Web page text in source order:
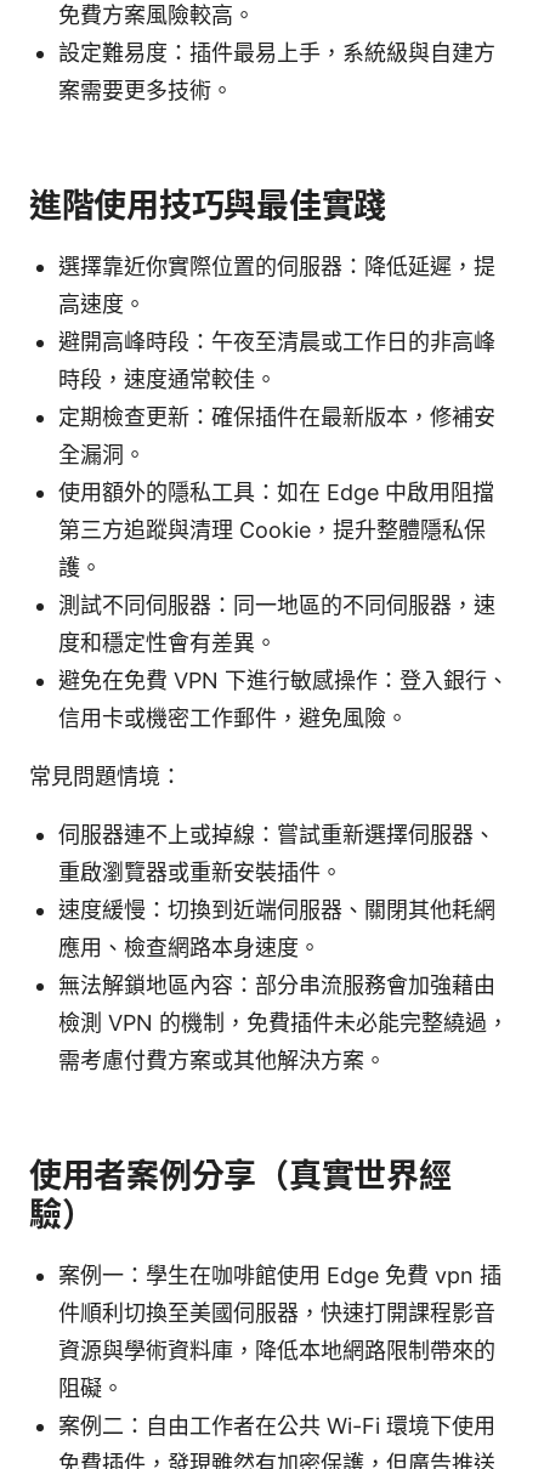
免費方案風險較高。
設定難易度：插件最易上手，系統級與自建方
案需要更多技術。
進階使用技巧與最佳實踐
選擇靠近你實際位置的伺服器：降低延遲，提
高速度。
避開高峰時段：午夜至清晨或工作日的非高峰
時段，速度通常較佳。
定期檢查更新：確保插件在最新版本，修補安
全漏洞。
使用額外的隱私工具：如在 Edge 中啟用阻擋
第三方追蹤與清理 Cookie，提升整體隱私保
護。
測試不同伺服器：同一地區的不同伺服器，速
度和穩定性會有差異。
避免在免費 VPN 下進行敏感操作：登入銀行、
信用卡或機密工作郵件，避免風險。
常見問題情境：
伺服器連不上或掉線：嘗試重新選擇伺服器、
重啟瀏覽器或重新安裝插件。
速度緩慢：切換到近端伺服器、關閉其他耗網
應用、檢查網路本身速度。
無法解鎖地區內容：部分串流服務會加強藉由
檢測 VPN 的機制，免費插件未必能完整繞過，
需考慮付費方案或其他解決方案。
使用者案例分享（真實世界經
驗）
案例一：學生在咖啡館使用 Edge 免費 vpn 插
件順利切換至美國伺服器，快速打開課程影音
資源與學術資料庫，降低本地網路限制帶來的
阻礙。
案例二：自由工作者在公共 Wi-Fi 環境下使用
免費插件，發現雖然有加密保護，但廣告推送